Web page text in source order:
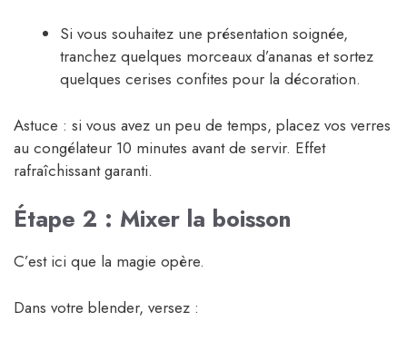
Si vous souhaitez une présentation soignée,
tranchez quelques morceaux d’ananas et sortez
quelques cerises confites pour la décoration.
Astuce : si vous avez un peu de temps, placez vos verres
au congélateur 10 minutes avant de servir. Effet
rafraîchissant garanti.
Étape 2 : Mixer la boisson
C’est ici que la magie opère.
Dans votre blender, versez :